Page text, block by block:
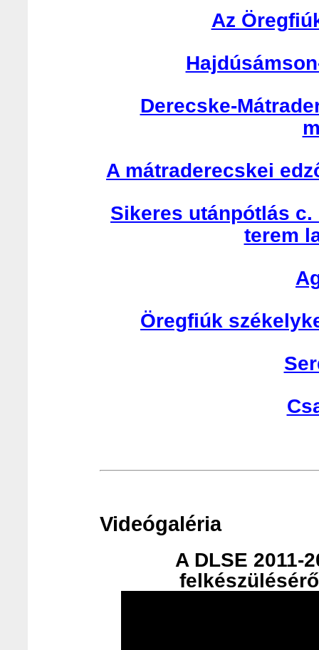
Az
Derecske-
A mátraderecskei
Sikeres utánpótlás c.
terem
Öregfiúk
Videógaléria
A DLSE 2011-